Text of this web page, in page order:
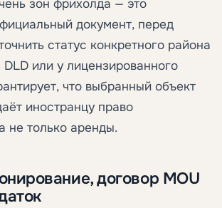
зон фрихолда — это
документ, перед
статус конкретного района
или у лицензированного
что выбранный объект
иностранцу право
не только аренды.
договор MOU